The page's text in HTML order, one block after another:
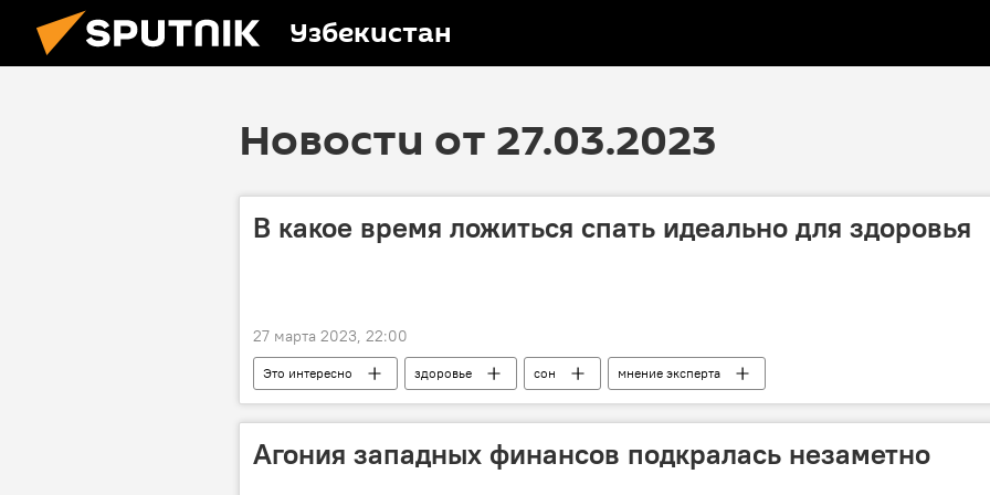
Узбекистан
Новости от 27.03.2023
В какое время ложиться спать идеально для здоровья
27 марта 2023, 22:00
Это интересно здоровье сон мнение эксперта
Агония западных финансов подкралась незаметно